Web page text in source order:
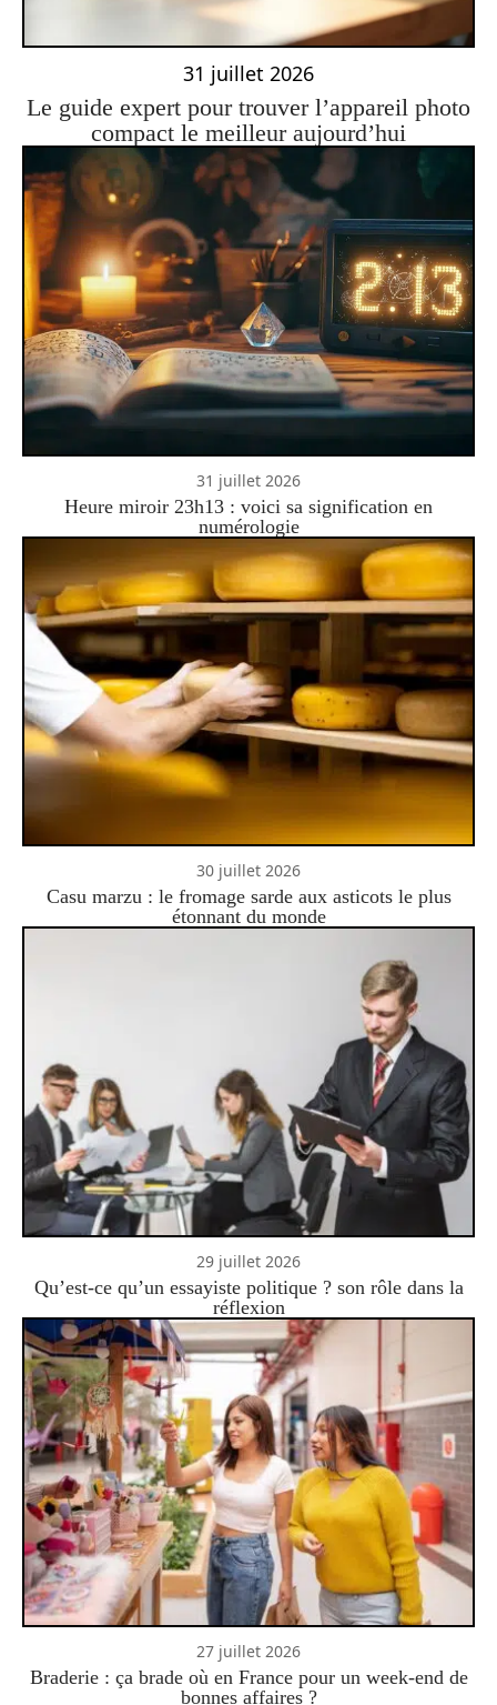
31 juillet 2026
Le guide expert pour trouver l’appareil photo
compact le meilleur aujourd’hui
31 juillet 2026
Heure miroir 23h13 : voici sa signification en
numérologie
30 juillet 2026
Casu marzu : le fromage sarde aux asticots le plus
étonnant du monde
29 juillet 2026
Qu’est-ce qu’un essayiste politique ? son rôle dans la
réflexion
27 juillet 2026
Braderie : ça brade où en France pour un week-end de
bonnes affaires ?